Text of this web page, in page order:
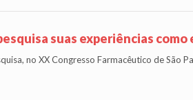
suas experiências
no XX Congresso Farmacêutico de São